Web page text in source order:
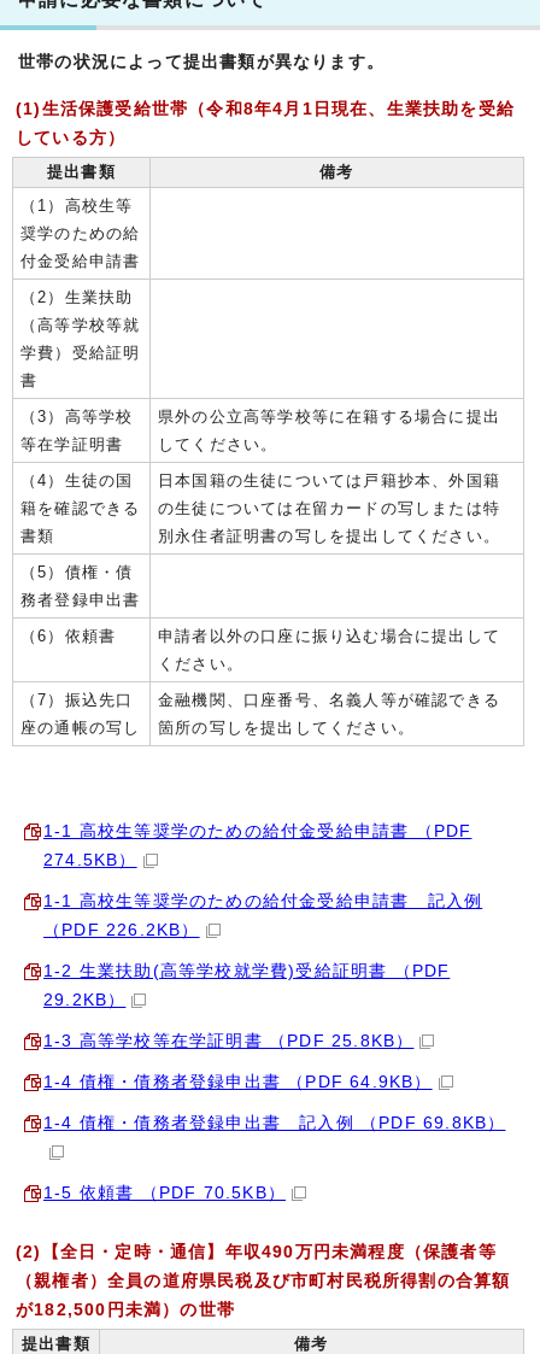
世帯の状況によって提出書類が異なります。
(1)生活保護受給世帯（令和8年4月1日現在、生業扶助を受給
している方）
提出書類
備考
（1）高校生等
奨学のための給
付金受給申請書
（2）生業扶助
（高等学校等就
学費）受給証明
書
（3）高等学校
等在学証明書
県外の公立高等学校等に在籍する場合に提出
してください。
（4）生徒の国
籍を確認できる
書類
日本国籍の生徒については戸籍抄本、外国籍
の生徒については在留カードの写しまたは特
別永住者証明書の写しを提出してください。
（5）債権・債
務者登録申出書
（6）依頼書
申請者以外の口座に振り込む場合に提出して
ください。
（7）振込先口
座の通帳の写し
金融機関、口座番号、名義人等が確認できる
箇所の写しを提出してください。
1-1 高校生等奨学のための給付金受給申請書 （PDF
274.5KB）
1-1 高校生等奨学のための給付金受給申請書 記入例
（PDF 226.2KB）
1-2 生業扶助(高等学校就学費)受給証明書 （PDF
29.2KB）
1-3 高等学校等在学証明書 （PDF 25.8KB）
1-4 債権・債務者登録申出書 （PDF 64.9KB）
1-4 債権・債務者登録申出書 記入例 （PDF 69.8KB）
1-5 依頼書 （PDF 70.5KB）
(2)【全日・定時・通信】年収490万円未満程度（保護者等
（親権者）全員の道府県民税及び市町村民税所得割の合算額
が182,500円未満）の世帯
提出書類
備考